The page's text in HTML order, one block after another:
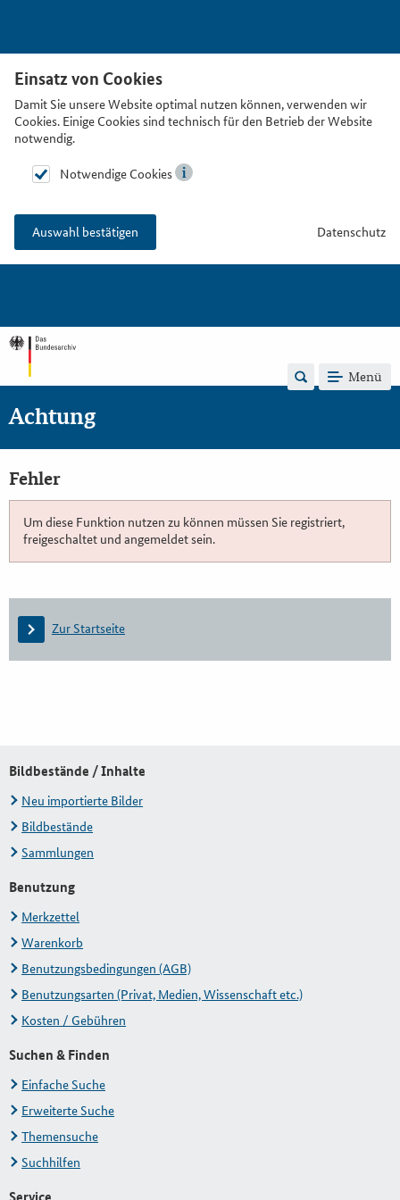
Einsatz von Cookies
Damit Sie unsere Website optimal nutzen können, verwenden wir
Cookies. Einige Cookies sind technisch für den Betrieb der Website
notwendig.
Notwendige Cookies
Auswahl bestätigen Datenschutz
Menü
Achtung
Fehler
Um diese Funktion nutzen zu können müssen Sie registriert,
freigeschaltet und angemeldet sein.
Zur Startseite
Bildbestände / Inhalte
Neu importierte Bilder
Bildbestände
Sammlungen
Benutzung
Merkzettel
Warenkorb
Benutzungsbedingungen (AGB)
Benutzungsarten (Privat, Medien, Wissenschaft etc.)
Kosten / Gebühren
Suchen & Finden
Einfache Suche
Erweiterte Suche
Themensuche
Suchhilfen